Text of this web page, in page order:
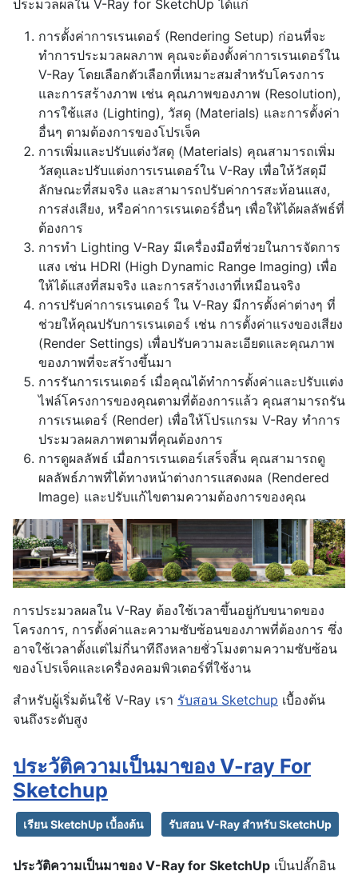
ประมวลผลใน V-Ray for SketchUp ได้แก่
การตั้งค่าการเรนเดอร์ (Rendering Setup) ก่อนที่จะ
ทำการประมวลผลภาพ คุณจะต้องตั้งค่าการเรนเดอร์ใน
V-Ray โดยเลือกตัวเลือกที่เหมาะสมสำหรับโครงการ
และการสร้างภาพ เช่น คุณภาพของภาพ (Resolution),
การใช้แสง (Lighting), วัสดุ (Materials) และการตั้งค่า
อื่นๆ ตามต้องการของโปรเจ็ค
การเพิ่มและปรับแต่งวัสดุ (Materials) คุณสามารถเพิ่ม
วัสดุและปรับแต่งการเรนเดอร์ใน V-Ray เพื่อให้วัสดุมี
ลักษณะที่สมจริง และสามารถปรับค่าการสะท้อนแสง,
การส่งเสียง, หรือค่าการเรนเดอร์อื่นๆ เพื่อให้ได้ผลลัพธ์ที่
ต้องการ
การทำ Lighting V-Ray มีเครื่องมือที่ช่วยในการจัดการ
แสง เช่น HDRI (High Dynamic Range Imaging) เพื่อ
ให้ได้แสงที่สมจริง และการสร้างเงาที่เหมือนจริง
การปรับค่าการเรนเดอร์ ใน V-Ray มีการตั้งค่าต่างๆ ที่
ช่วยให้คุณปรับการเรนเดอร์ เช่น การตั้งค่าแรงของเสียง
(Render Settings) เพื่อปรับความละเอียดและคุณภาพ
ของภาพที่จะสร้างขึ้นมา
การรันการเรนเดอร์ เมื่อคุณได้ทำการตั้งค่าและปรับแต่ง
ไฟล์โครงการของคุณตามที่ต้องการแล้ว คุณสามารถรัน
การเรนเดอร์ (Render) เพื่อให้โปรแกรม V-Ray ทำการ
ประมวลผลภาพตามที่คุณต้องการ
การดูผลลัพธ์ เมื่อการเรนเดอร์เสร็จสิ้น คุณสามารถดู
ผลลัพธ์ภาพที่ได้ทางหน้าต่างการแสดงผล (Rendered
Image) และปรับแก้ไขตามความต้องการของคุณ
การประมวลผลใน V-Ray ต้องใช้เวลาขึ้นอยู่กับขนาดของ
โครงการ, การตั้งค่าและความซับซ้อนของภาพที่ต้องการ ซึ่ง
อาจใช้เวลาตั้งแต่ไม่กี่นาทีถึงหลายชั่วโมงตามความซับซ้อน
ของโปรเจ็คและเครื่องคอมพิวเตอร์ที่ใช้งาน
สำหรับผู้เริ่มต้นใช้ V-Ray เรา รับสอน Sketchup เบื้องต้น
จนถึงระดับสูง
ประวัติความเป็นมาของ V-ray For
Sketchup
เรียน SketchUp เบื้องต้น รับสอน V-Ray สำหรับ SketchUp
ประวัติความเป็นมาของ V-Ray for SketchUp เป็นปลั๊กอิน